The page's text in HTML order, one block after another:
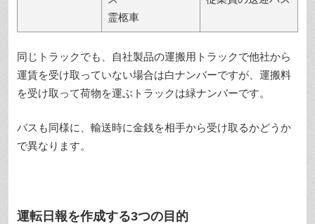
霊柩車
同じトラックでも、自社製品の運搬用トラックで他社から
運賃を受け取っていない場合は白ナンバーですが、運搬料
を受け取って荷物を運ぶトラックは緑ナンバーです。
バスも同様に、輸送時に金銭を相手から受け取るかどうか
で異なります。
運転日報を作成する3つの目的